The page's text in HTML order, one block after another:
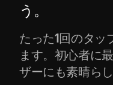
う。
たった1回のタッ
ます。初心者に
ザーにも素晴ら